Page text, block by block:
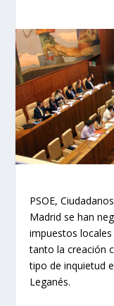
PSOE,
Madrid se han
impuestos
tanto la creación
tipo de inquietud
Leganés.